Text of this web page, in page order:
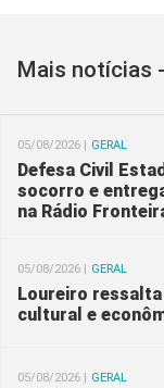
Mais notícias
05/08/2026 | GERAL
Defesa Civil
socorro e
na Rádio
05/08/2026 | GERAL
Loureiro
cultural e
05/08/2026 | GERAL